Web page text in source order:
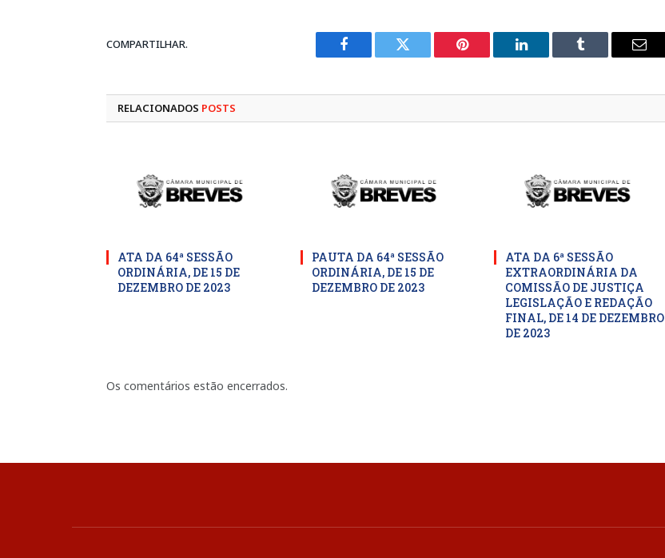
COMPARTILHAR.
Facebook Twitter Pinterest LinkedIn Tumblr
E-
RELACIONADOS POSTS
ATA DA 64ª SESSÃO
ORDINÁRIA, DE 15 DE
DEZEMBRO DE 2023
PAUTA DA 64ª SESSÃO
ORDINÁRIA, DE 15 DE
DEZEMBRO DE 2023
ATA DA 6ª SESSÃO
EXTRAORDINÁRIA DA
COMISSÃO DE JUSTIÇA
LEGISLAÇÃO E REDAÇÃO
FINAL, DE 14 DE DEZEMBRO
DE 2023
Os comentários estão encerrados.